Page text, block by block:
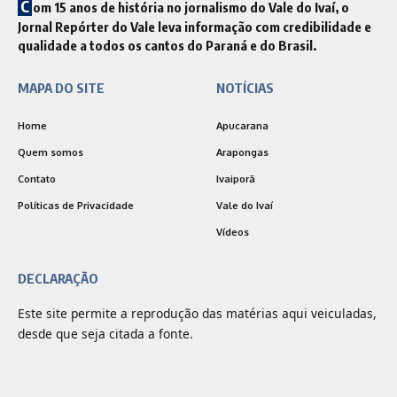
C om 15 anos de história no jornalismo do Vale do Ivaí, o
Jornal Repórter do Vale leva informação com credibilidade e
qualidade a todos os cantos do Paraná e do Brasil.
MAPA DO SITE
Home
Quem somos
Contato
Políticas de Privacidade
NOTÍCIAS
Apucarana
Arapongas
Ivaiporã
Vale do Ivaí
Vídeos
DECLARAÇÃO
Este site permite a reprodução das matérias aqui veiculadas,
desde que seja citada a fonte.